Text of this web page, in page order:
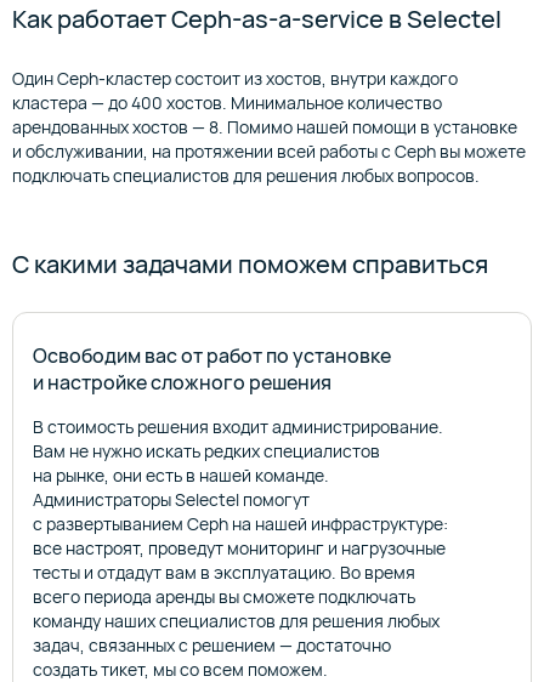
Как работает Ceph-as-a-service в Selectel
Один Ceph-кластер состоит из хостов, внутри каждого
кластера — до 400 хостов. Минимальное количество
арендованных хостов — 8. Помимо нашей помощи в установке
и обслуживании, на протяжении всей работы с Ceph вы можете
подключать специалистов для решения любых вопросов.
C какими задачами поможем справиться
Освободим вас от работ по установке
и настройке сложного решения
В стоимость решения входит администрирование.
Вам не нужно искать редких специалистов
на рынке, они есть в нашей команде.
Администраторы Selectel помогут
с развертыванием Ceph на нашей инфраструктуре:
все настроят, проведут мониторинг и нагрузочные
тесты и отдадут вам в эксплуатацию. Во время
всего периода аренды вы сможете подключать
команду наших специалистов для решения любых
задач, связанных с решением — достаточно
создать тикет, мы со всем поможем.